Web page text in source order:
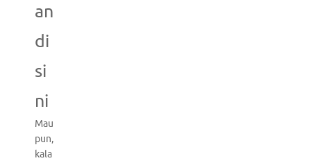
an
di
si
ni
Mau
pun,
kala